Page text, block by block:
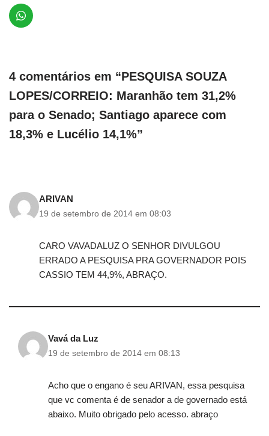
4 comentários em “PESQUISA SOUZA
LOPES/CORREIO: Maranhão tem 31,2%
para o Senado; Santiago aparece com
18,3% e Lucélio 14,1%”
ARIVAN
19 de setembro de 2014 em 08:03
CARO VAVADALUZ O SENHOR DIVULGOU
ERRADO A PESQUISA PRA GOVERNADOR POIS
CASSIO TEM 44,9%, ABRAÇO.
Vavá da Luz
19 de setembro de 2014 em 08:13
Acho que o engano é seu ARIVAN, essa pesquisa
que vc comenta é de senador a de governado está
abaixo. Muito obrigado pelo acesso. abraço